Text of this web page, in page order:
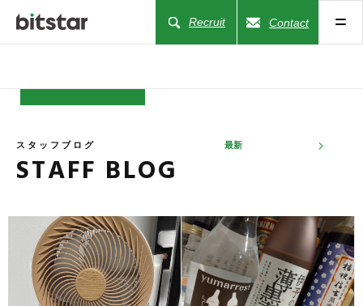
Recruit Contact
NEWS
COMPANY
BUSINESS
WORKS
スタッフブログ
STAFF BLOG
最新